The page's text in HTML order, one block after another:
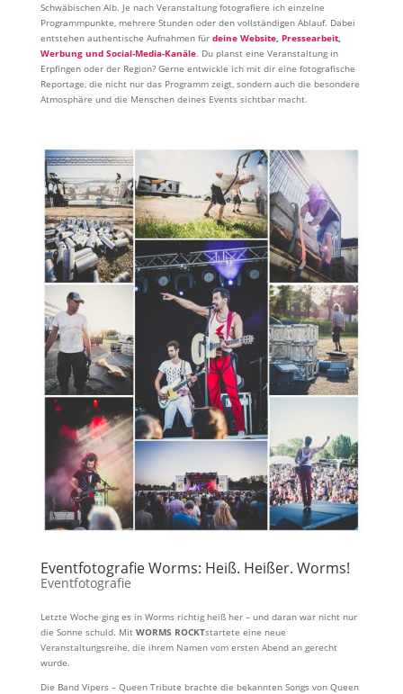
Schwäbischen Alb. Je nach Veranstaltung fotografiere ich einzelne
Programmpunkte, mehrere Stunden oder den vollständigen Ablauf. Dabei
entstehen authentische Aufnahmen für deine Website, Pressearbeit,
Werbung und Social-Media-Kanäle. Du planst eine Veranstaltung in
Erpfingen oder der Region? Gerne entwickle ich mit dir eine fotografische
Reportage, die nicht nur das Programm zeigt, sondern auch die besondere
Atmosphäre und die Menschen deines Events sichtbar macht.
Eventfotografie Worms: Heiß. Heißer. Worms!
Eventfotografie
Letzte Woche ging es in Worms richtig heiß her – und daran war nicht nur
die Sonne schuld. Mit WORMS ROCKTstartete eine neue
Veranstaltungsreihe, die ihrem Namen vom ersten Abend an gerecht
wurde.
Die Band Vipers – Queen Tribute brachte die bekannten Songs von Queen